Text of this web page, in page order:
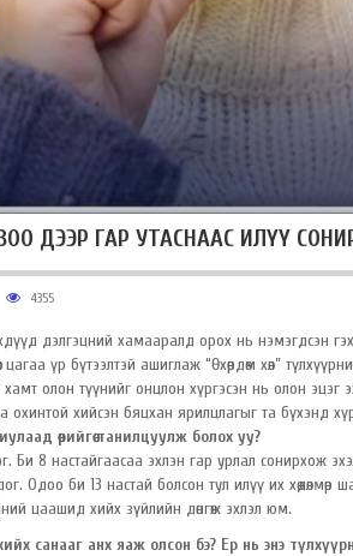
ДЭЭР ГАР УТАСНААС ИЛҮҮ
4355
дэлгэцний хамааралд орох нь нэмэгдсэн
цагаа үр бүтээлтэй ашиглаж “Өхөөрдөм хөл”
олон түүнийг онцлон хүргэсэн нь олон эцэг
охинтой хийсэн бяцхан ярилцлагыг та бүхэнд
өөрийгөө танилцуулж болох уу?
Би 8 настайгаасаа эхлэн гар урлал сонирхож
Одоо би 13 настай болсон тул илүү их
цаашид хийх зүйлийн дөнгөж эхлэл юм.
хийх санааг анх яаж олсон бэ? Ер нь энэ